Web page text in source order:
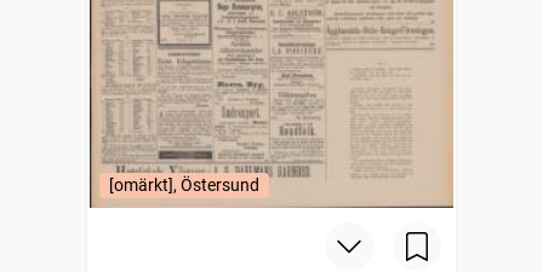
[omärkt], Östersund